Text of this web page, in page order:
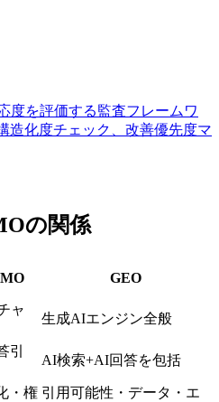
度を評価する監査フレームワ
造化度チェック、改善優先度マ
の関係
GEO
ャ
生成AIエンジン全般
引
AI検索+AI回答を包括
・権 引用可能性・データ・エ